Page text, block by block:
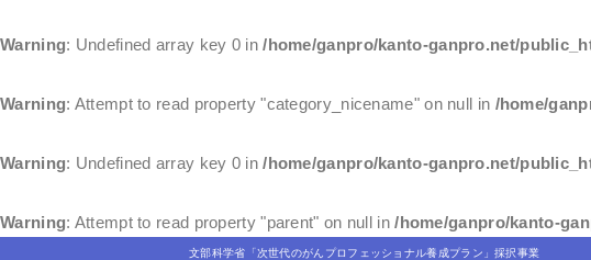
Warning: Undefined array key 0 in/home/ganpro/kanto-ganpro.net/
Warning: Attempt to read property "category_nicename" on null in /home/
Warning: Undefined array key 0 in/home/ganpro/kanto-ganpro.net/
Warning: Attempt to read property "parent" on null in/home/ganpro/kanto-
文部科学省「次世代のがんプロフェッショナル養成プラン」採択事業